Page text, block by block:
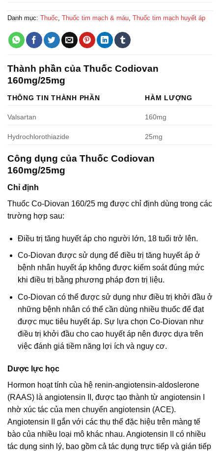
Danh mục: Thuốc Thuốc tim mạch & máu Thuốc tim mạch huyết áp
Thành phần của Thuốc Codiovan
160mg/25mg
THÔNG TIN THÀNH PHẦN HÀM LƯỢNG
Valsartan 160mg
Hydrochlorothiazide 25mg
Công dụng của Thuốc Codiovan
160mg/25mg
Chỉ định
Thuốc Co-Diovan 160/25 mg được chỉ định dùng trong các
trường hợp sau:
Ðiều trị tăng huyết áp cho người lớn, 18 tuổi trở lên.
Co-Diovan được sử dụng để điều trị tăng huyết áp ở
bệnh nhân huyết áp không được kiểm soát đúng mức
khi điều trị bằng phương pháp đơn trị liệu.
Co-Diovan có thể được sử dụng như điều trị khởi đầu ở
những bệnh nhân có thể cần dùng nhiều thuốc để đạt
được mục tiêu huyết áp. Sự lựa chọn Co-Diovan như
điều trị khởi đầu cho cao huyết áp nên được dựa trên
việc đánh giá tiềm năng lợi ích và nguy cơ.
Dược lực học
Hormon hoạt tính cùa hệ renin-angiotensin-aldoslerone
(RAAS) là angiotensin II, được tạo thành từ angiotensin I
nhờ xúc tác của men chuyển angiotensin (ACE).
Angiotensin II gắn với các thụ thể đặc hiệu trên màng tế
bào của nhiều loại mô khác nhau. Angiotensin II có nhiều
tác dụng sinh lý, bao gồm cả tác dụng trực tiếp và gián tiếp